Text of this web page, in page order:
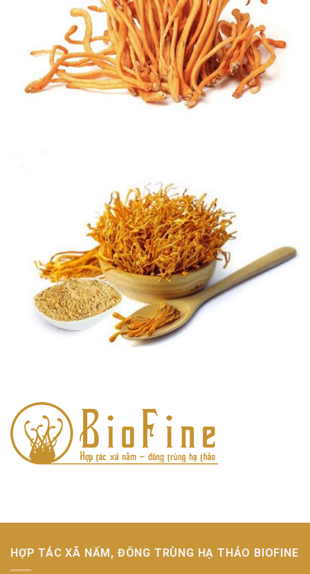
HỢP TÁC XÃ NẤM, ĐÔNG TRÙNG HẠ THẢO BIOFINE